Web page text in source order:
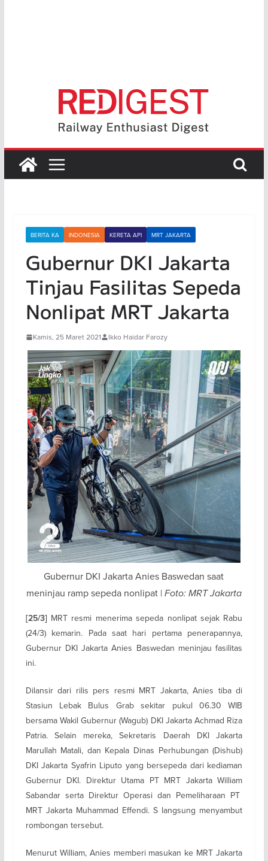
BERITA KA INDONESIA KERETA API MRT JAKARTA
Gubernur DKI Jakarta
Tinjau Fasilitas Sepeda
Nonlipat MRT Jakarta
Kamis, 25 Maret 2021 Ikko Haidar Farozy
Gubernur DKI Jakarta Anies Baswedan saat
meninjau ramp sepeda nonlipat | Foto: MRT Jakarta
[25/3] MRT resmi menerima sepeda nonlipat sejak Rabu
(24/3) kemarin. Pada saat hari pertama penerapannya,
Gubernur DKI Jakarta Anies Baswedan meninjau fasilitas
ini.
Dilansir dari rilis pers resmi MRT Jakarta, Anies tiba di
Stasiun Lebak Bulus Grab sekitar pukul 06.30 WIB
bersama Wakil Gubernur (Wagub) DKI Jakarta Achmad Riza
Patria. Selain mereka, Sekretaris Daerah DKI Jakarta
Marullah Matali, dan Kepala Dinas Perhubungan (Dishub)
DKI Jakarta Syafrin Liputo yang bersepeda dari kediaman
Gubernur DKI. Direktur Utama PT MRT Jakarta William
Sabandar serta Direktur Operasi dan Pemeliharaan PT
MRT Jakarta Muhammad Effendi. S langsung menyambut
rombongan tersebut.
Menurut William, Anies memberi masukan ke MRT Jakarta